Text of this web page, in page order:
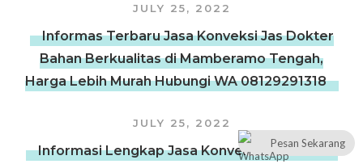
JULY 25, 2022
Informas Terbaru Jasa Konveksi Jas Dokter
Bahan Berkualitas di Mamberamo Tengah,
Harga Lebih Murah Hubungi WA 08129291318
JULY 25, 2022
Informasi Lengkap Jasa Konveksi Jas Dokter
Pesan Sekarang